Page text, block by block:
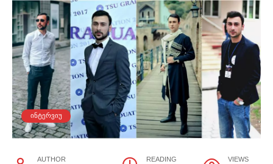
ᲘᲜᲢᲔᲠᲕᲘᲣ
AUTHOR READING VIEWS